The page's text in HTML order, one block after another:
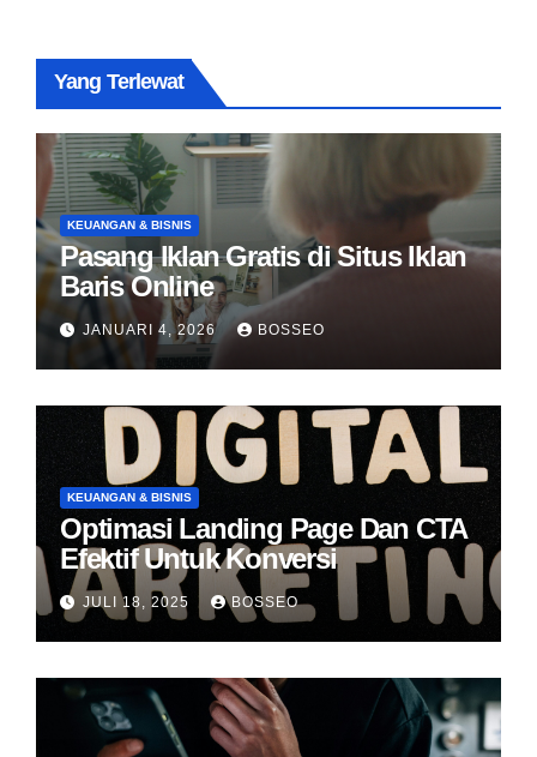
Yang Terlewat
KEUANGAN & BISNIS
Pasang Iklan Gratis di Situs Iklan
Baris Online
JANUARI 4, 2026 BOSSEO
KEUANGAN & BISNIS
Optimasi Landing Page Dan CTA
Efektif Untuk Konversi
JULI 18, 2025 BOSSEO